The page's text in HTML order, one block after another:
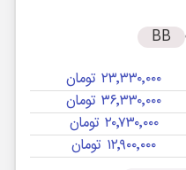
BB
۲۳٬۳۳۰٬۰۰۰ تومان
۳۶٬۳۳۰٬۰۰۰ تومان
۲۰٬۷۳۰٬۰۰۰ تومان
۱۲٬۹۰۰٬۰۰۰ تومان